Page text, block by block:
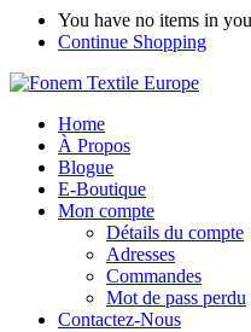
You have no items in
Continue Shopping
Home
À Propos
Blogue
E-Boutique
Mon compte
Détails du compte
Adresses
Commandes
Mot de pass perdu
Contactez-Nous